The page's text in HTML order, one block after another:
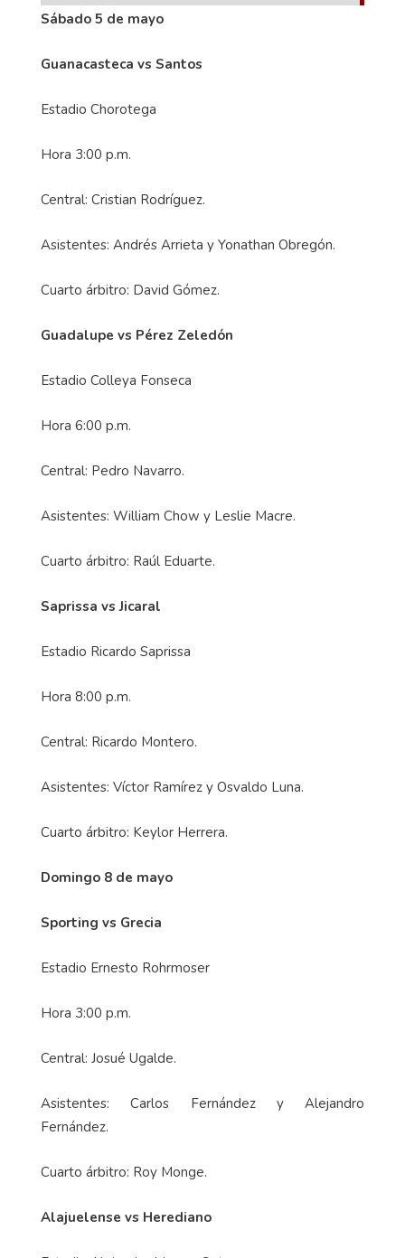
Sábado 5 de mayo
Guanacasteca vs Santos
Estadio Chorotega
Hora 3:00 p.m.
Central: Cristian Rodríguez.
Asistentes: Andrés Arrieta y Yonathan Obregón.
Cuarto árbitro: David Gómez.
Guadalupe vs Pérez Zeledón
Estadio Colleya Fonseca
Hora 6:00 p.m.
Central: Pedro Navarro.
Asistentes: William Chow y Leslie Macre.
Cuarto árbitro: Raúl Eduarte.
Saprissa vs Jicaral
Estadio Ricardo Saprissa
Hora 8:00 p.m.
Central: Ricardo Montero.
Asistentes: Víctor Ramírez y Osvaldo Luna.
Cuarto árbitro: Keylor Herrera.
Domingo 8 de mayo
Sporting vs Grecia
Estadio Ernesto Rohrmoser
Hora 3:00 p.m.
Central: Josué Ugalde.
Asistentes: Carlos Fernández y Alejandro
Fernández.
Cuarto árbitro: Roy Monge.
Alajuelense vs Herediano